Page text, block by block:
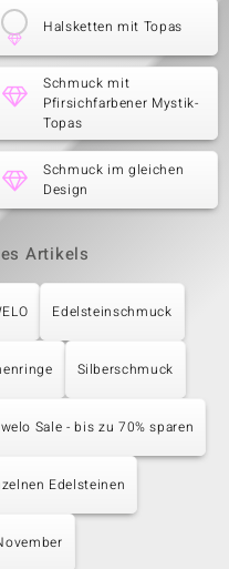
Halsketten mit Topas
Schmuck mit
Pfirsichfarbener Mystik-
Topas
Schmuck im gleichen
Design
Artikels
Edelsteinschmuck
Silberschmuck
Sale - bis zu 70% sparen
Edelsteinen